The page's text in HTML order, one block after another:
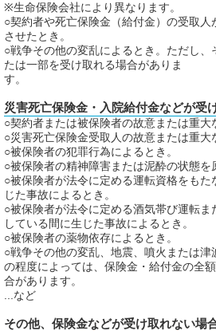
※生命保険会社により異なります。
○契約者や死亡保険金（給付金）の受取
させたとき。
○戦争その他の変乱によるとき。ただし、
たは一部を受け取れる場合がありま
す。 ...な
災害死亡保険金・入院給付金などが受
○契約者または被保険者の故意または重大
○災害死亡保険金受取人の故意または重大
○被保険者の犯罪行為によるとき。
○被保険者の精神障害または泥酔の状態を
○被保険者が法令に定める運転資格をも
じた事故によるとき。
○被保険者が法令に定める酒気帯び運転
している間に生じた事故によるとき。
○被保険者の薬物依存によるとき。
○戦争その他の変乱、地震、噴火または
の程度によっては、保険金・給付金の全
合があります。
...など
その他、保険金などが受け取れない場